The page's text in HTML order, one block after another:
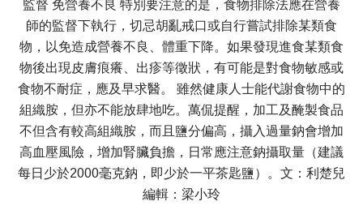
監督 免營養不良 特別要注意的是，食物排除法應在營養
師的監督下執行，切忌胡亂戒口或自行嘗試排除某類食
物，以免造成營養不良、體重下降。如果發現進食某類食
物後出現皮膚痕癢、出疹等徵狀，有可能是對食物敏感或
食物不耐症，應及早求醫。 雖然健康人士能代謝食物中的
組織胺，但亦不能放肆地吃。萬侃提醒，加工及醃製食品
不但含有較高組織胺，而且鹽分偏高，攝入過量鈉會增加
高血壓風險，增加腎臟負擔，日常應注意鈉攝取量（建議
每日少於2000毫克鈉，即少於一平茶匙鹽）。文：利楚兒
編輯：梁小玲